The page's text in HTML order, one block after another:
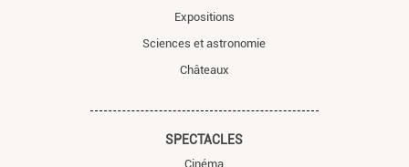
Expositions
Sciences et astronomie
Châteaux
SPECTACLES
Cinéma